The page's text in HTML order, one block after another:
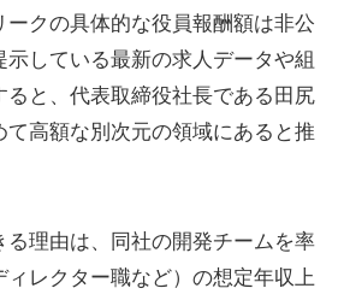
ークの具体的な役員報酬額は非公
示している最新の求人データや組
ると、代表取締役社長である田尻
て高額な別次元の領域にあると推
る理由は、同社の開発チームを率
ィレクター職など）の想定年収上